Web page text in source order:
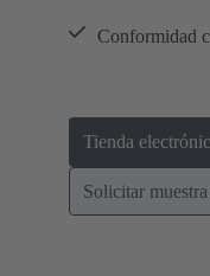
Conformidad
Tienda
Solicitar